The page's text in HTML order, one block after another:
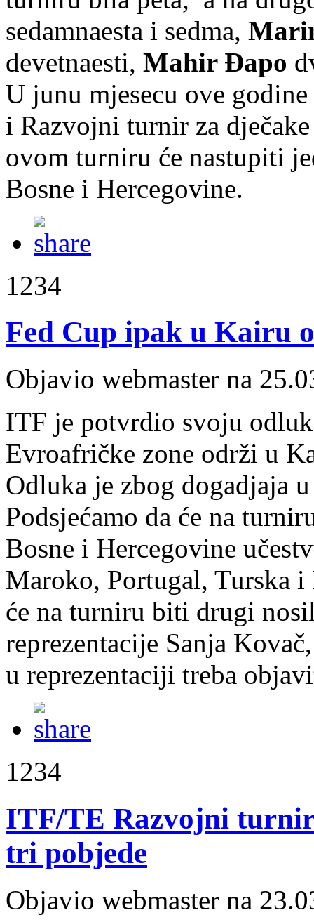
sedamnaesta i sedma,
devetnaesti, Mahir Đapo
U junu mjesecu ove
i Razvojni turnir za
ovom turniru će nastupiti
Bosne i Hercegovine.
1234
Fed Cup ipak u Kairu
Objavio webmaster na
ITF je potvrdio svoju
Evroafričke zone održi u
Odluka je zbog dogadjaja
Podsjećamo da će na
Bosne i Hercegovine
Maroko, Portugal, Turska
će na turniru biti drugi
reprezentacije Sanja
u reprezentaciji treba
1234
ITF/TE Razvojni
tri pobjede
Objavio webmaster na